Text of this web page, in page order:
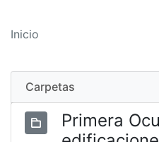
Inicio
Carpetas
Primera